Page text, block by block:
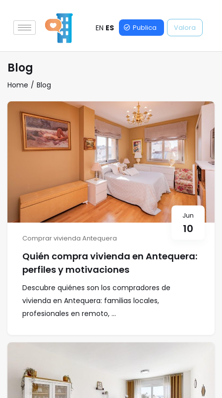
EN ES Publica Valora
Blog
Home Blog
Jun
10
Comprar vivienda Antequera
Quién compra vivienda en Antequera:
perfiles y motivaciones
Descubre quiénes son los compradores de
vivienda en Antequera: familias locales,
profesionales en remoto, ...